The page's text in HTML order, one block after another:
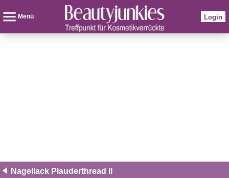
Menü Login
Nagellack Plauderthread II